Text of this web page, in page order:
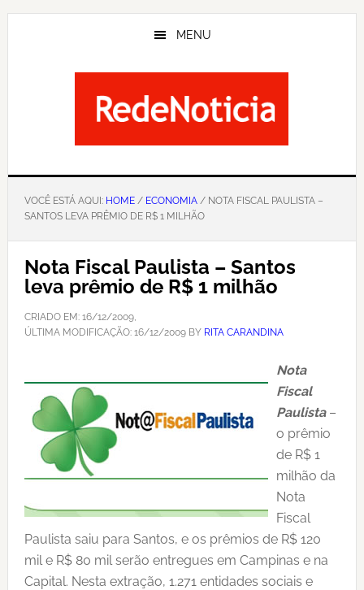
Skip
MENU
VOCÊ ESTÁ AQUI: HOME/ ECONOMIA/ NOTA FISCAL PAULISTA –
SANTOS LEVA PRÊMIO DE R$ 1 MILHÃO
Nota Fiscal Paulista – Santos
leva prêmio de R$ 1 milhão
CRIADO EM: 16/12/2009,
ÚLTIMA MODIFICAÇÃO: 16/12/2009BY RITA CARANDINA
Nota
Fiscal
Paulista–
o prêmio
de R$ 1
milhão da
Nota
Fiscal
Paulista saiu para Santos, e os prêmios de R$ 120
mil e R$ 80 mil serão entregues em Campinas e na
Capital. Nesta extração, 1.271 entidades sociais e